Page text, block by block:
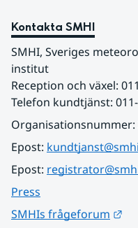
Kontakta SMHI
SMHI, Sveriges
institut
Reception och växel:
Telefon kundtjänst:
Organisationsnummer:
Epost:
Epost:
Press
SMHIs frågeforum